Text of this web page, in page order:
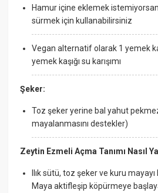
Hamur içine eklemek
sürmek için kullanabilirsiniz
Vegan alternatif olarak 1 yemek
yemek kaşığı su karışımı
Şeker:
Toz şeker yerine bal yahut
mayalanmasını destekler)
Zeytin Ezmeli Açma Tanımı Nasıl
Ilık sütü, toz şeker ve kuru mayayı
Maya aktifleşip köpürmeye